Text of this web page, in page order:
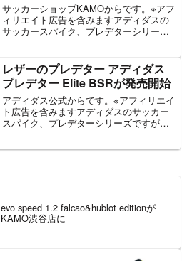
サッカーショップKAMOからです。※アフ
ィリエイト広告を含みますアディダスの
サッカースパイク、プレデターシリーズ
はティザーモデルのみ展開されており、
価格は31900...
レザーのプレデター アディダス
プレデター Elite BSRが発売開始
アディダス公式からです。※アフィリエイ
ト広告を含みますアディダスのサッカー
スパイク、プレデターシリーズですがこ
evo speed 1.2 falcao&hublot editionが
KAMO渋谷店に